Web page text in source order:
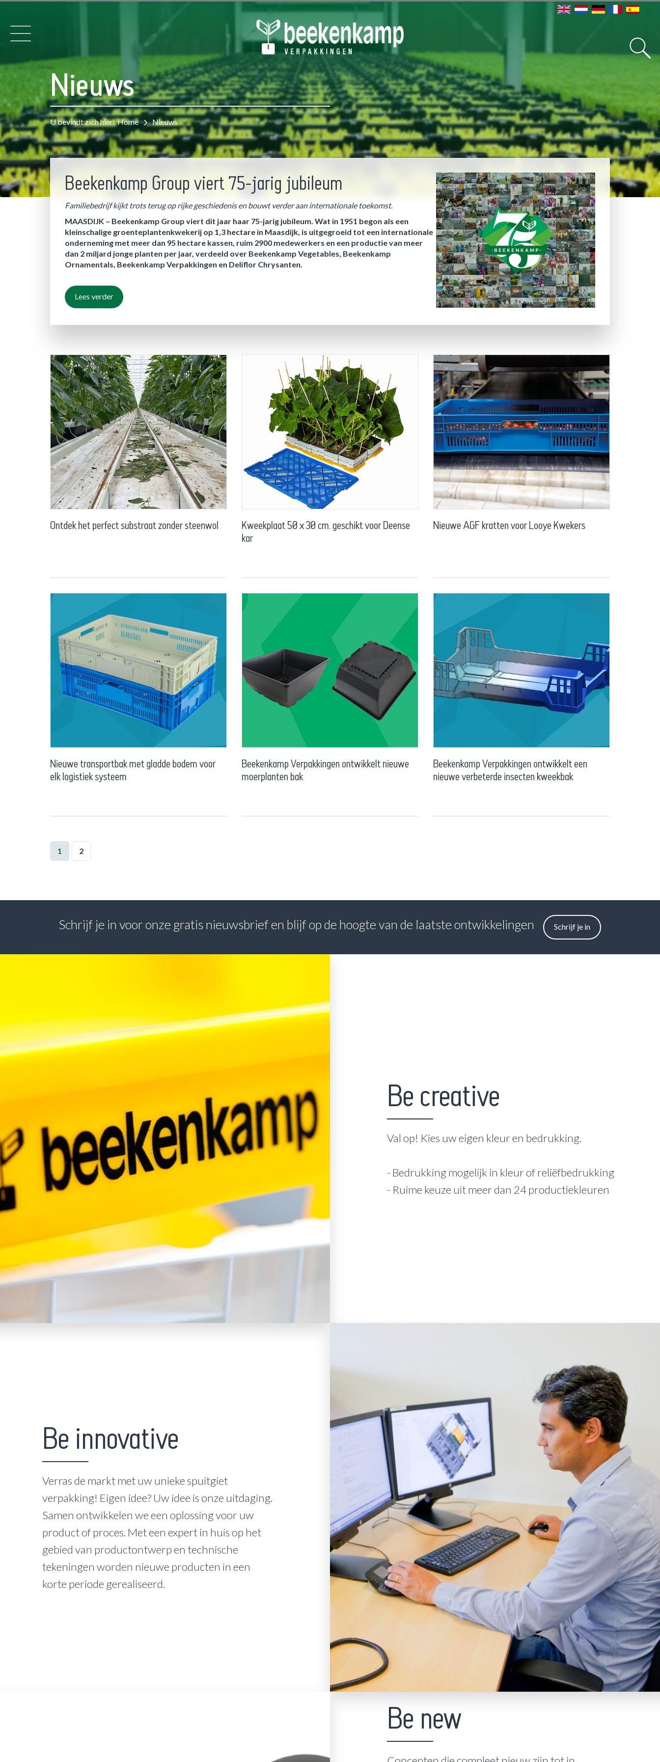
Nieuws
U bevindt zich hier: Home Nieuws
Beekenkamp Group viert 75-jarig jubileum
Familiebedrijf kijkt trots terug op rijke geschiedenis en bouwt verder aan internationale toekomst.
MAASDIJK – Beekenkamp Group viert dit jaar haar 75-jarig jubileum. Wat in 1951 begon als een
kleinschalige groenteplantenkwekerij op 1,3 hectare in Maasdijk, is uitgegroeid tot een internationale
onderneming met meer dan 95 hectare kassen, ruim 2900 medewerkers en een productie van meer
dan 2 miljard jonge planten per jaar, verdeeld over Beekenkamp Vegetables, Beekenkamp
Ornamentals, Beekenkamp Verpakkingen en Deliflor Chrysanten.
Lees verder
Ontdek het perfect substraat zonder steenwol
Kweekplaat 50 x 30 cm. geschikt voor Deense
kar
Nieuwe AGF kratten voor Looye Kwekers
Nieuwe transportbak met gladde bodem voor
elk logistiek systeem
Beekenkamp Verpakkingen ontwikkelt nieuwe
moerplanten bak
Beekenkamp Verpakkingen ontwikkelt een
nieuwe verbeterde insecten kweekbak
1 2
Schrijf je in voor onze gratis nieuwsbrief en blijf op de hoogte van de laatste ontwikkelingen Schrijf je in
Be creative
Val op! Kies uw eigen kleur en bedrukking.
- Bedrukking mogelijk in kleur of reliëfbedrukking
- Ruime keuze uit meer dan 24 productiekleuren
Be innovative
Verras de markt met uw unieke spuitgiet
verpakking! Eigen idee? Uw idee is onze uitdaging.
Samen ontwikkelen we een oplossing voor uw
product of proces. Met een expert in huis op het
gebied van productontwerp en technische
tekeningen worden nieuwe producten in een
korte periode gerealiseerd.
Be new